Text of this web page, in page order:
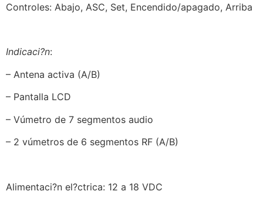
Controles: Abajo, ASC, Set, Encendido/apagado, Arriba
Indicaci?n:
– Antena activa (A/B)
– Pantalla LCD
– Vúmetro de 7 segmentos audio
– 2 vúmetros de 6 segmentos RF (A/B)
Alimentaci?n el?ctrica: 12 a 18 VDC